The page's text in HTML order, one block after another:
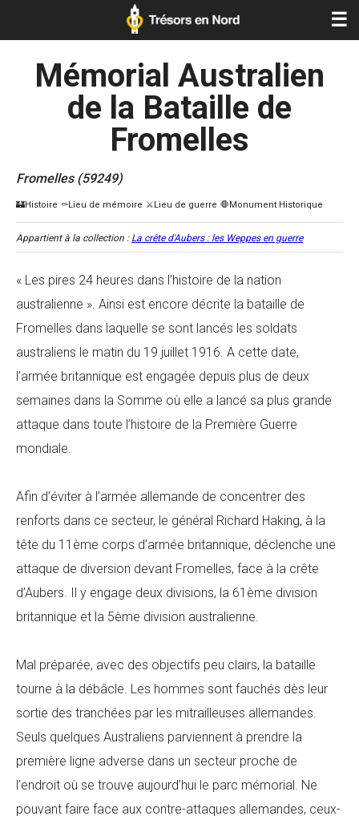
☰
Mémorial Australien
de la Bataille de
Fromelles
Fromelles (59249)
Appartient à la collection : La crête d'Aubers : les Weppes en guerre
« Les pires 24 heures dans l’histoire de la nation
australienne ». Ainsi est encore décrite la bataille de
Fromelles dans laquelle se sont lancés les soldats
australiens le matin du 19 juillet 1916. A cette date,
l’armée britannique est engagée depuis plus de deux
semaines dans la Somme où elle a lancé sa plus grande
attaque dans toute l’histoire de la Première Guerre
mondiale.
Afin d’éviter à l’armée allemande de concentrer des
renforts dans ce secteur, le général Richard Haking, à la
tête du 11ème corps d’armée britannique, déclenche une
attaque de diversion devant Fromelles, face à la crête
d’Aubers. Il y engage deux divisions, la 61ème division
britannique et la 5ème division australienne.
Mal préparée, avec des objectifs peu clairs, la bataille
tourne à la débâcle. Les hommes sont fauchés dès leur
sortie des tranchées par les mitrailleuses allemandes.
Seuls quelques Australiens parviennent à prendre la
première ligne adverse dans un secteur proche de
l’endroit où se trouve aujourd’hui le parc mémorial. Ne
pouvant faire face aux contre-attaques allemandes, ceux-